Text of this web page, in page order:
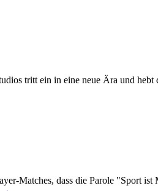
tritt ein in eine neue Ära und
Matches, dass die Parole "Sport